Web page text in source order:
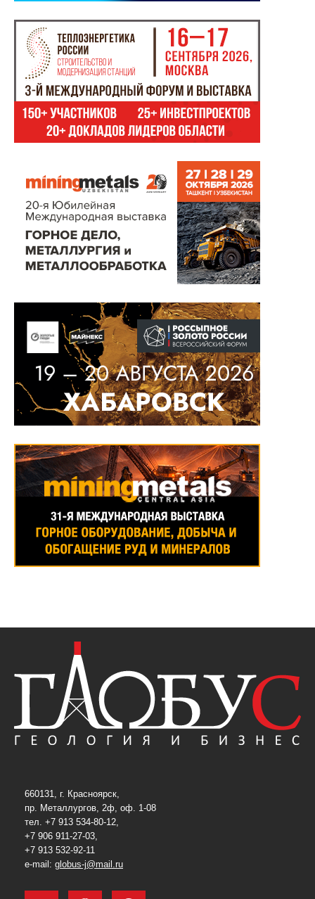
660131, г. Красноярск,
пр. Металлургов, 2ф, оф. 1-08
тел. +7 913 534-80-12,
+7 906 911-27-03,
+7 913 532-92-11
e-mail: globus-j@mail.ru